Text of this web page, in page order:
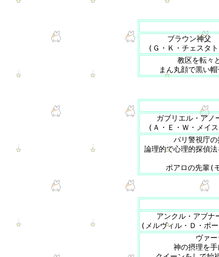
ブラウン神父
(Ｇ・Ｋ・チェスタ
教区を転々
まん丸顔で黒い
ガブリエル・アノ
(Ａ・Ｅ・Ｗ・メイ
パリ警視庁
論理的で心理的探偵
ポアロの先輩(
アンクル・アブナ
(メルヴィル・Ｄ・ポ
ヴァ
神の摂理を